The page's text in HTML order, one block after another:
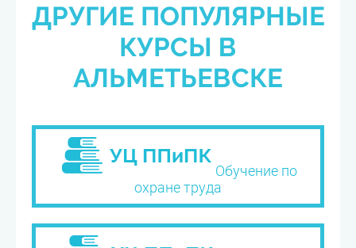
ДРУГИЕ ПОПУЛЯРНЫЕ
КУРСЫ В
АЛЬМЕТЬЕВСКЕ
Обучение по
охране труда